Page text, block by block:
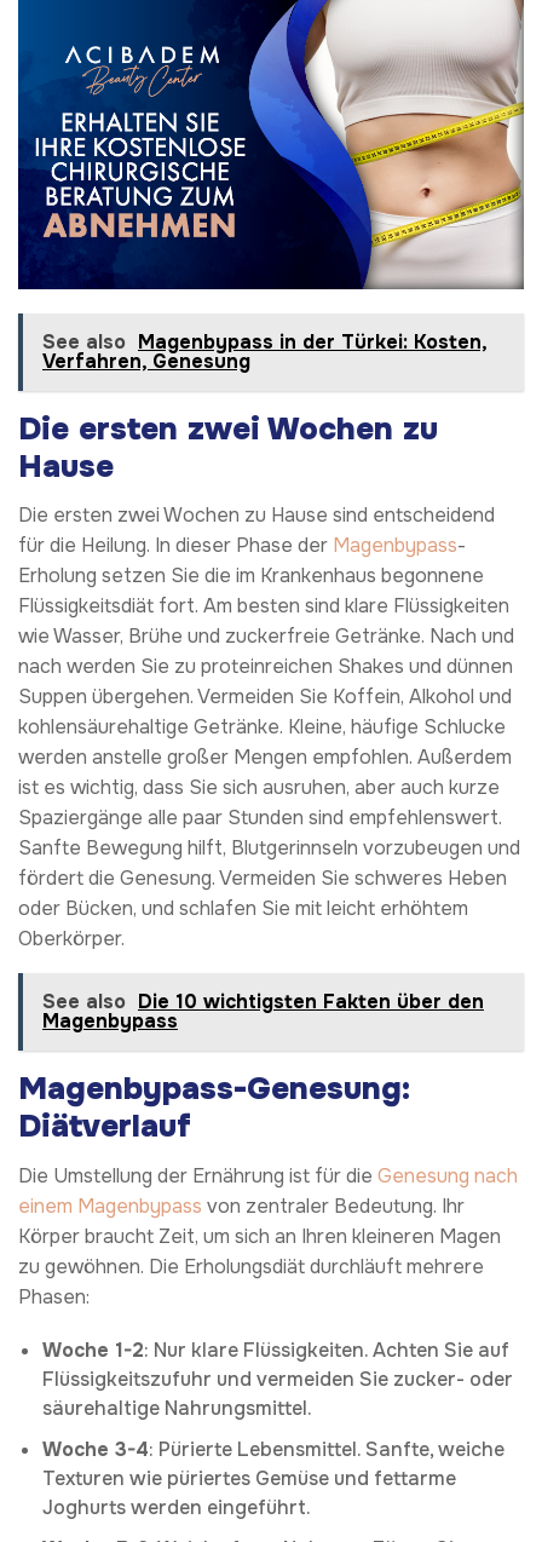
See also Magenbypass in der Türkei: Kosten,
Verfahren, Genesung
Die ersten zwei Wochen zu
Hause
Die ersten zwei Wochen zu Hause sind entscheidend
für die Heilung. In dieser Phase der Magenbypass-
Erholung setzen Sie die im Krankenhaus begonnene
Flüssigkeitsdiät fort. Am besten sind klare Flüssigkeiten
wie Wasser, Brühe und zuckerfreie Getränke. Nach und
nach werden Sie zu proteinreichen Shakes und dünnen
Suppen übergehen. Vermeiden Sie Koffein, Alkohol und
kohlensäurehaltige Getränke. Kleine, häufige Schlucke
werden anstelle großer Mengen empfohlen. Außerdem
ist es wichtig, dass Sie sich ausruhen, aber auch kurze
Spaziergänge alle paar Stunden sind empfehlenswert.
Sanfte Bewegung hilft, Blutgerinnseln vorzubeugen und
fördert die Genesung. Vermeiden Sie schweres Heben
oder Bücken, und schlafen Sie mit leicht erhöhtem
Oberkörper.
See also Die 10 wichtigsten Fakten über den
Magenbypass
Magenbypass-Genesung:
Diätverlauf
Die Umstellung der Ernährung ist für die Genesung nach
einem Magenbypass von zentraler Bedeutung. Ihr
Körper braucht Zeit, um sich an Ihren kleineren Magen
zu gewöhnen. Die Erholungsdiät durchläuft mehrere
Phasen:
Woche 1-2: Nur klare Flüssigkeiten. Achten Sie auf
Flüssigkeitszufuhr und vermeiden Sie zucker- oder
säurehaltige Nahrungsmittel.
Woche 3-4: Pürierte Lebensmittel. Sanfte, weiche
Texturen wie püriertes Gemüse und fettarme
Joghurts werden eingeführt.